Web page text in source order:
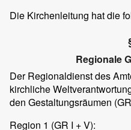
Die Kirchenleitung hat die
Regionale
Der Regionaldienst des
kirchliche
den Gestaltungsräumen
Region 1 (GR I + V):